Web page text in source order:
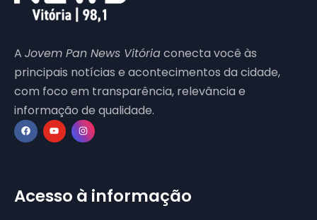
A Jovem Pan News Vitóriaconecta você às
principais notícias e acontecimentos da cidade,
com foco em transparência, relevância e
informação de qualidade.
Acesso à informação